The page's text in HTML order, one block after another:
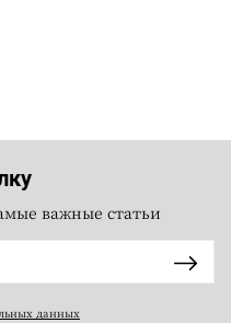
важные статьи
данных